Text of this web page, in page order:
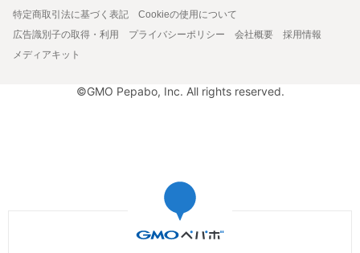
特定商取引法に基づく表記
Cookieの使用について
広告識別子の取得・利用
プライバシーポリシー 会社概要
採用情報
メディアキット
©GMO Pepabo, Inc. All rights reserved.